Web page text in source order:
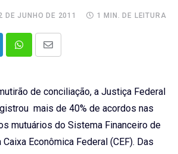
DE JUNHO DE 2011 1 MIN. DE LEITURA
WhatsappShare
Email
de conciliação, a Justiça Federal
mais de 40% de acordos nas
mutuários do Sistema Financeiro de
Caixa Econômica Federal (CEF). Das